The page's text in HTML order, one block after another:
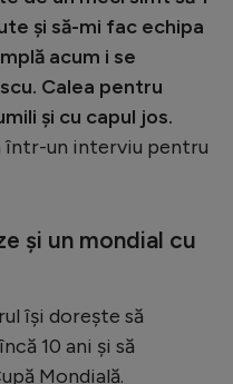
şi să-mi fac echipa
acum i se
Calea pentru
şi cu capul jos.
într-un interviu pentru
și un mondial cu
își dorește să
10 ani și să
Mondială.